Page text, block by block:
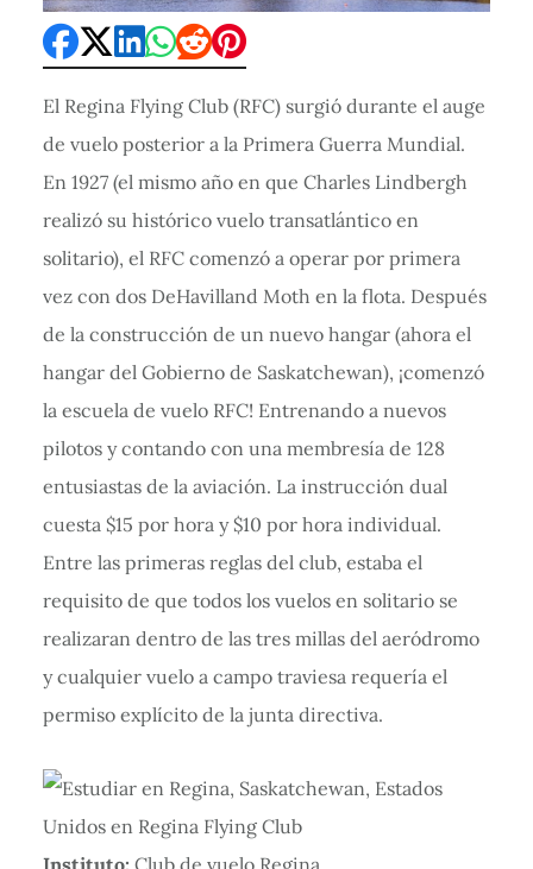
El Regina Flying Club (RFC) surgió durante el auge
de vuelo posterior a la Primera Guerra Mundial.
En 1927 (el mismo año en que Charles Lindbergh
realizó su histórico vuelo transatlántico en
solitario), el RFC comenzó a operar por primera
vez con dos DeHavilland Moth en la flota. Después
de la construcción de un nuevo hangar (ahora el
hangar del Gobierno de Saskatchewan), ¡comenzó
la escuela de vuelo RFC! Entrenando a nuevos
pilotos y contando con una membresía de 128
entusiastas de la aviación. La instrucción dual
cuesta $15 por hora y $10 por hora individual.
Entre las primeras reglas del club, estaba el
requisito de que todos los vuelos en solitario se
realizaran dentro de las tres millas del aeródromo
y cualquier vuelo a campo traviesa requería el
permiso explícito de la junta directiva.
Instituto: Club de vuelo Regina